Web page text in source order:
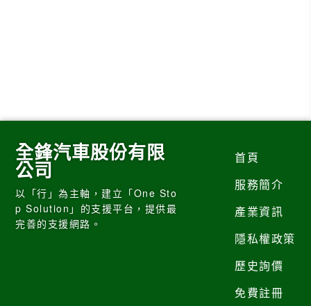
全鋒汽車股份有限
公司
以「行」為主軸，建立「One Sto
p Solution」的支援平台，提供最
完善的支援網路。
首頁
服務簡介
產業資訊
隱私權政策
歷史詢價
免費註冊